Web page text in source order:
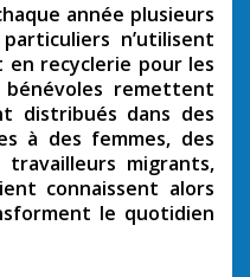
année plusieurs
n’utilisent
recyclerie pour les
bénévoles remettent
distribués dans des
à des femmes, des
migrants,
connaissent alors
le quotidien